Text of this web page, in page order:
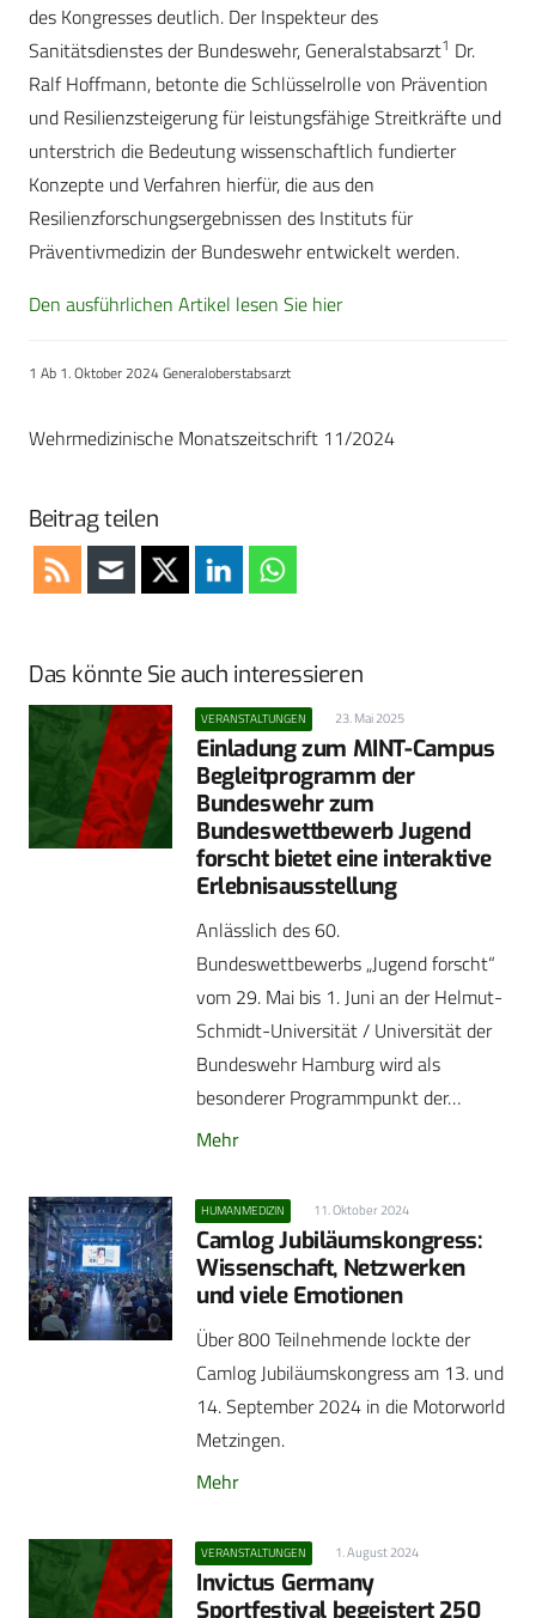
des Kongresses deutlich. Der Inspekteur des
Sanitätsdienstes der Bundeswehr, Generalstabsarzt1 Dr.
Ralf Hoffmann, betonte die Schlüsselrolle von Prävention
und Resilienzsteigerung für leistungsfähige Streitkräfte und
unterstrich die Bedeutung wissenschaftlich fundierter
Konzepte und Verfahren hierfür, die aus den
Resilienzforschungsergebnissen des Instituts für
Präventivmedizin der Bundeswehr entwickelt werden.
Den ausführlichen Artikel lesen Sie hier
1 Ab 1. Oktober 2024 Generaloberstabsarzt
Wehrmedizinische Monatszeitschrift 11/2024
Beitrag teilen
Das könnte Sie auch interessieren
VERANSTALTUNGEN 23. Mai 2025
Einladung zum MINT-Campus
Begleitprogramm der
Bundeswehr zum
Bundeswettbewerb Jugend
forscht bietet eine interaktive
Erlebnisausstellung
Anlässlich des 60.
Bundeswettbewerbs „Jugend forscht“
vom 29. Mai bis 1. Juni an der Helmut-
Schmidt-Universität / Universität der
Bundeswehr Hamburg wird als
besonderer Programmpunkt der…
Mehr
HUMANMEDIZIN 11. Oktober 2024
Camlog Jubiläumskongress:
Wissenschaft, Netzwerken
und viele Emotionen
Über 800 Teilnehmende lockte der
Camlog Jubiläumskongress am 13. und
14. September 2024 in die Motorworld
Metzingen.
Mehr
VERANSTALTUNGEN 1. August 2024
Invictus Germany
Sportfestival begeistert 250